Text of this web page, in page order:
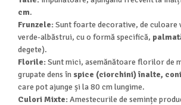
cm.
Frunzele:Sunt foarte decorative, de culoare
verde-albăstrui, cu o formă specifică,
degete).
Florile:Sunt mici, asemănătoare florilor de
grupate dens în spice (ciorchini) înalte,
care pot ajunge și la 80 cm lungime.
Culori Mixte:Amestecurile de semințe